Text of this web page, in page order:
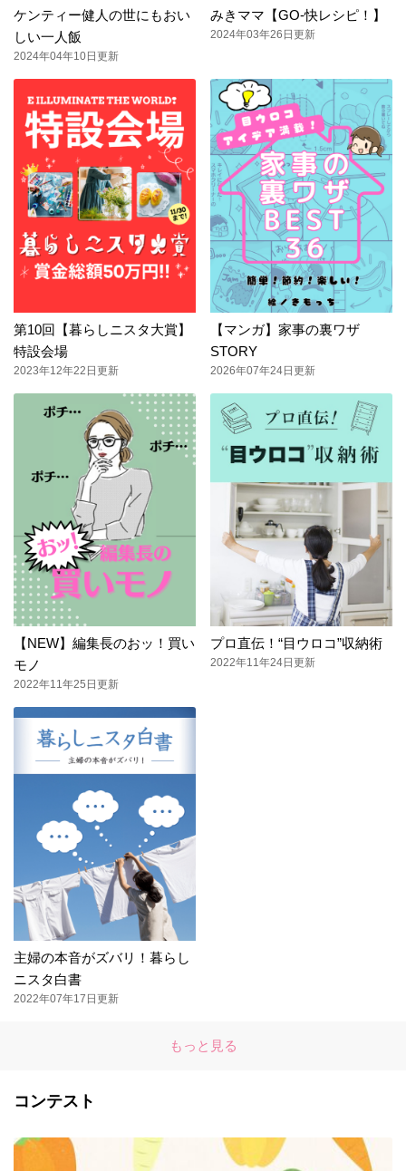
ケンティー健人の世にもおい
しい一人飯
2024年04年10日更新
みきママ【GO-快レシピ！】
2024年03年26日更新
第10回【暮らしニスタ大賞】
特設会場
2023年12年22日更新
【マンガ】家事の裏ワザ
STORY
2026年07年24日更新
【NEW】編集長のおッ！買い
モノ
2022年11年25日更新
プロ直伝！“目ウロコ”収納術
2022年11年24日更新
主婦の本音がズバリ！暮らし
ニスタ白書
2022年07年17日更新
もっと見る
コンテスト